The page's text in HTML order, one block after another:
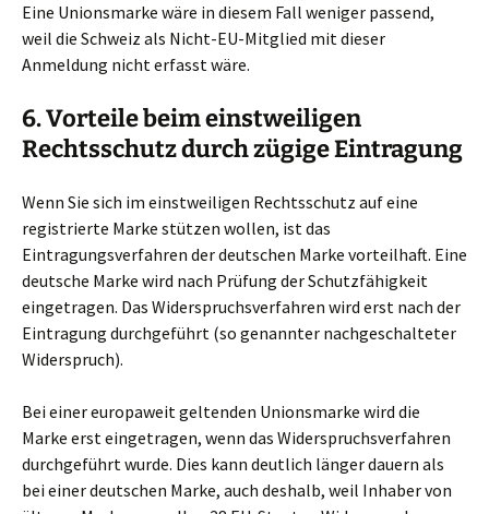
Eine Unionsmarke wäre in diesem Fall weniger passend,
weil die Schweiz als Nicht-EU-Mitglied mit dieser
Anmeldung nicht erfasst wäre.
6. Vorteile beim einstweiligen
Rechtsschutz durch zügige Eintragung
Wenn Sie sich im einstweiligen Rechtsschutz auf eine
registrierte Marke stützen wollen, ist das
Eintragungsverfahren der deutschen Marke vorteilhaft. Eine
deutsche Marke wird nach Prüfung der Schutzfähigkeit
eingetragen. Das Widerspruchsverfahren wird erst nach der
Eintragung durchgeführt (so genannter nachgeschalteter
Widerspruch).
Bei einer europaweit geltenden Unionsmarke wird die
Marke erst eingetragen, wenn das Widerspruchsverfahren
durchgeführt wurde. Dies kann deutlich länger dauern als
bei einer deutschen Marke, auch deshalb, weil Inhaber von